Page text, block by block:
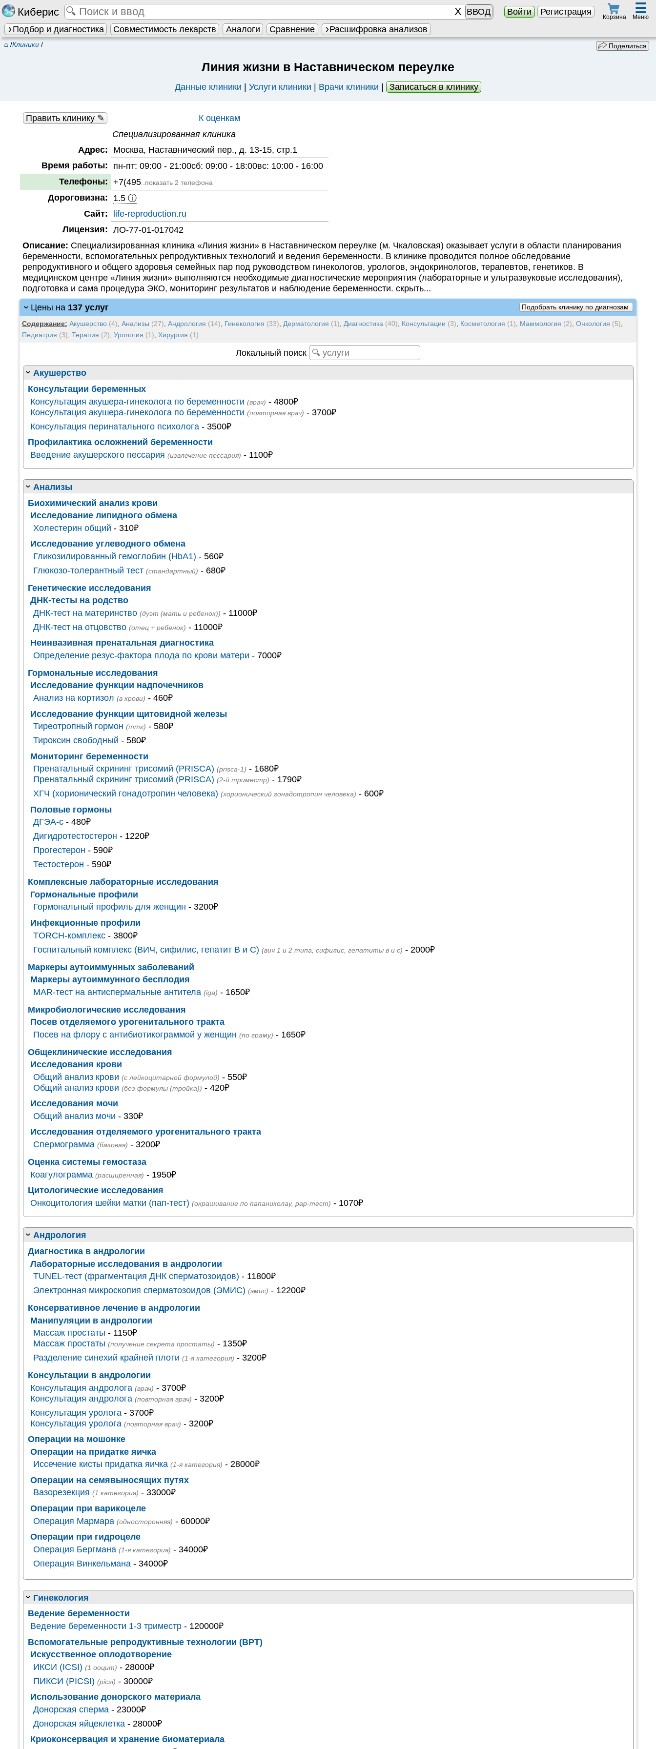
Киберис ВВОД Войти Регистрация
Корзина
☰
Меню
Подбор и диагностика Совместимость лекарств Аналоги Сравнение Расшифровка анализов
⌂ /Клиники/ Поделиться
Линия жизни в Наставническом переулке
Данные клиники |Услуги клиники | Врачи клиники | Записаться в клинику
Править клинику ✎
К оценкам
Специализированная клиника
Адрес:
Москва, Наставнический пер., д. 13-15, стр.1
Время работы:
пн-пт: 09:00 - 21:00сб: 09:00 - 18:00вс: 10:00 - 16:00
Телефоны: +7(495..показать 2 телефона
Дороговизна:
1.5 ⓘ
Сайт:
life-reproduction.ru
Лицензия: ЛО-77-01-017042
Описание: Специализированная клиника «Линия жизни» в Наставническом переулке (м. Чкаловская) оказывает услуги в области планирования
беременности, вспомогательных репродуктивных технологий и ведения беременности. В клинике проводится полное обследование
репродуктивного и общего здоровья семейных пар под руководством гинекологов, урологов, эндокринологов, терапевтов, генетиков. В
медицинском центре «Линия жизни» выполняются необходимые диагностические мероприятия (лабораторные и ультразвуковые исследования),
подготовка и сама процедура ЭКО, мониторинг результатов и наблюдение беременности. скрыть...
Цены на 137 услуг Подобрать клинику по диагнозам
Содержание: Акушерство (4) Анализы (27) Андрология (14) Гинекология (33) Дерматология (1) Диагностика (40) Консультации (3) Косметология (1) Маммология (2) Онкология (5)
Педиатрия (3) Терапия (2) Урология (1) Хирургия (1)
Локальный поиск
Акушерство
Консультации беременных
Консультация акушера-гинеколога по беременности (врач) - 4800₽
Консультация акушера-гинеколога по беременности (повторная врач) - 3700₽
Консультация перинатального психолога - 3500₽
Профилактика осложнений беременности
Введение акушерского пессария (извлечение пессария) - 1100₽
Анализы
Биохимический анализ крови
Исследование липидного обмена
Холестерин общий - 310₽
Исследование углеводного обмена
Гликозилированный гемоглобин (HbA1) - 560₽
Глюкозо-толерантный тест (стандартный) - 680₽
Генетические исследования
ДНК-тесты на родство
ДНК-тест на материнство (дуэт (мать и ребенок)) - 11000₽
ДНК-тест на отцовство (отец + ребенок) - 11000₽
Неинвазивная пренатальная диагностика
Определение резус-фактора плода по крови матери - 7000₽
Гормональные исследования
Исследование функции надпочечников
Анализ на кортизол (в крови) - 460₽
Исследование функции щитовидной железы
Тиреотропный гормон (ттг) - 580₽
Тироксин свободный - 580₽
Мониторинг беременности
Пренатальный скрининг трисомий (PRISCA) (prisca-1) - 1680₽
Пренатальный скрининг трисомий (PRISCA) (2-й триместр) - 1790₽
ХГЧ (хорионический гонадотропин человека) (хорионический гонадотропин человека) - 600₽
Половые гормоны
ДГЭА-с- 480₽
Дигидротестостерон - 1220₽
Прогестерон - 590₽
Тестостерон - 590₽
Комплексные лабораторные исследования
Гормональные профили
Гормональный профиль для женщин - 3200₽
Инфекционные профили
TORCH-комплекс- 3800₽
Госпитальный комплекс (ВИЧ, сифилис, гепатит В и С) (вич 1 и 2 типа, сифилис, гепатиты в и с) - 2000₽
Маркеры аутоиммунных заболеваний
Маркеры аутоиммунного бесплодия
MAR-тест на антиспермальные антитела (iga) - 1650₽
Микробиологические исследования
Посев отделяемого урогенитального тракта
Посев на флору с антибиотикограммой у женщин (по граму) - 1650₽
Общеклинические исследования
Исследования крови
Общий анализ крови (с лейкоцитарной формулой) - 550₽
Общий анализ крови (без формулы (тройка)) - 420₽
Исследования мочи
Общий анализ мочи - 330₽
Исследования отделяемого урогенитального тракта
Спермограмма (базовая) - 3200₽
Оценка системы гемостаза
Коагулограмма (расширенная) - 1950₽
Цитологические исследования
Онкоцитология шейки матки (пап-тест) (окрашивание по папаниколау, рар-тест) - 1070₽
Андрология
Диагностика в андрологии
Лабораторные исследования в андрологии
TUNEL-тест (фрагментация ДНК сперматозоидов) - 11800₽
Электронная микроскопия сперматозоидов (ЭМИС) (эмис) - 12200₽
Консервативное лечение в андрологии
Манипуляции в андрологии
Массаж простаты - 1150₽
Массаж простаты (получение секрета простаты) - 1350₽
Разделение синехий крайней плоти (1-я категория) - 3200₽
Консультации в андрологии
Консультация андролога (врач) - 3700₽
Консультация андролога (повторная врач) - 3200₽
Консультация уролога - 3700₽
Консультация уролога (повторная врач) - 3200₽
Операции на мошонке
Операции на придатке яичка
Иссечение кисты придатка яичка (1-я категория) - 28000₽
Операции на семявыносящих путях
Вазорезекция (1 категория) - 33000₽
Операции при варикоцеле
Операция Мармара (односторонняя) - 60000₽
Операции при гидроцеле
Операция Бергмана (1-я категория) - 34000₽
Операция Винкельмана- 34000₽
Гинекология
Ведение беременности
Ведение беременности 1-3 триместр - 120000₽
Вспомогательные репродуктивные технологии (ВРТ)
Искусственное оплодотворение
ИКСИ (ICSI) (1 ооцит) - 28000₽
ПИКСИ (PICSI) (picsi) - 30000₽
Использование донорского материала
Донорская сперма- 23000₽
Донорская яйцеклетка- 28000₽
Криоконсервация и хранение биоматериала